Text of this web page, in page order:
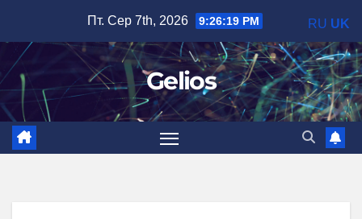
вмісту
Пт. Сер 7th, 2026 9:26:20 PM
Gelios
RU UK